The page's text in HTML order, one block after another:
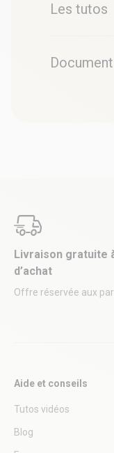
Les tutos
Livraison gratuite
d’achat
Offre réservée aux
Aide et conseils
Tutos vidéos
Blog